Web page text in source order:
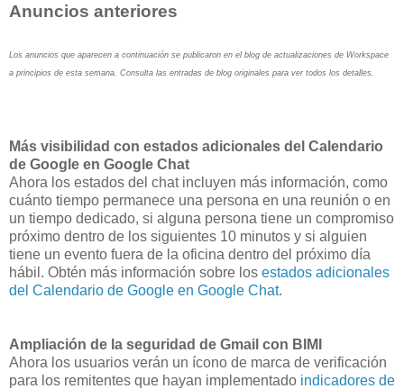
Anuncios anteriores
Los anuncios que aparecen a continuación se publicaron en el blog de actualizaciones de Workspace
a principios de esta semana. Consulta las entradas de blog originales para ver todos los detalles.
Más visibilidad con estados adicionales del Calendario
de Google en Google Chat
Ahora los estados del chat incluyen más información, como
cuánto tiempo permanece una persona en una reunión o en
un tiempo dedicado, si alguna persona tiene un compromiso
próximo dentro de los siguientes 10 minutos y si alguien
tiene un evento fuera de la oficina dentro del próximo día
hábil. Obtén más información sobre los estados adicionales
del Calendario de Google en Google Chat.
Ampliación de la seguridad de Gmail con BIMI
Ahora los usuarios verán un ícono de marca de verificación
para los remitentes que hayan implementado indicadores de